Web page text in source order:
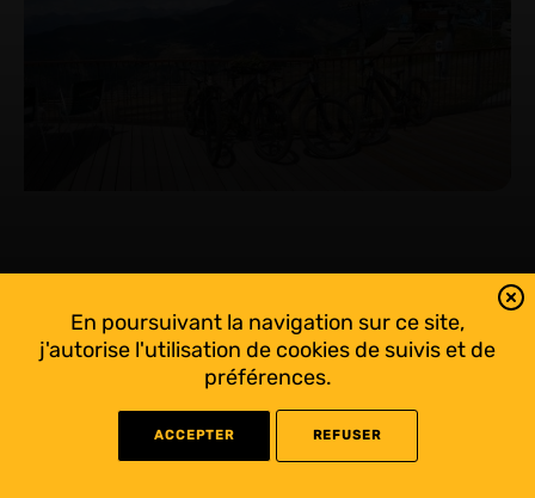
En poursuivant la navigation sur ce site,
j'autorise l'utilisation de cookies de suivis et de
préférences.
ACCEPTER REFUSER